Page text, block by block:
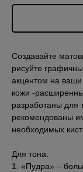
Создавайте
рисуйте
акцентом на
кожи -
разработаны для
рекомендованы
необходимых
Для тона:
1. «Пудра» –